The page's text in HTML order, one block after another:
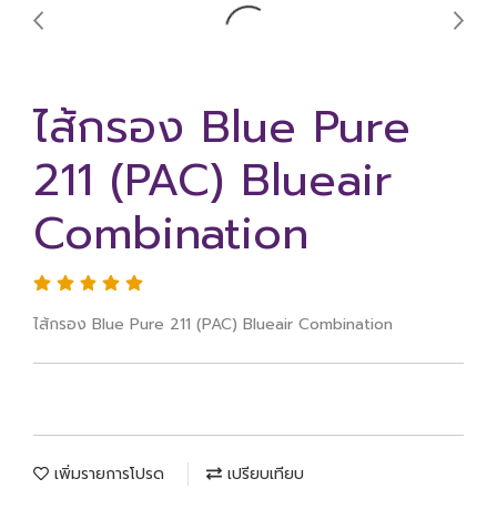
ไส้กรอง Blue Pure
211 (PAC) Blueair
Combination
ไส้กรอง Blue Pure 211 (PAC) Blueair Combination
เพิ่มรายการโปรด เปรียบเทียบ